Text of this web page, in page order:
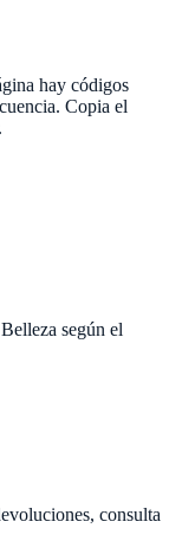
hay códigos
Copia el
Belleza según el
consulta